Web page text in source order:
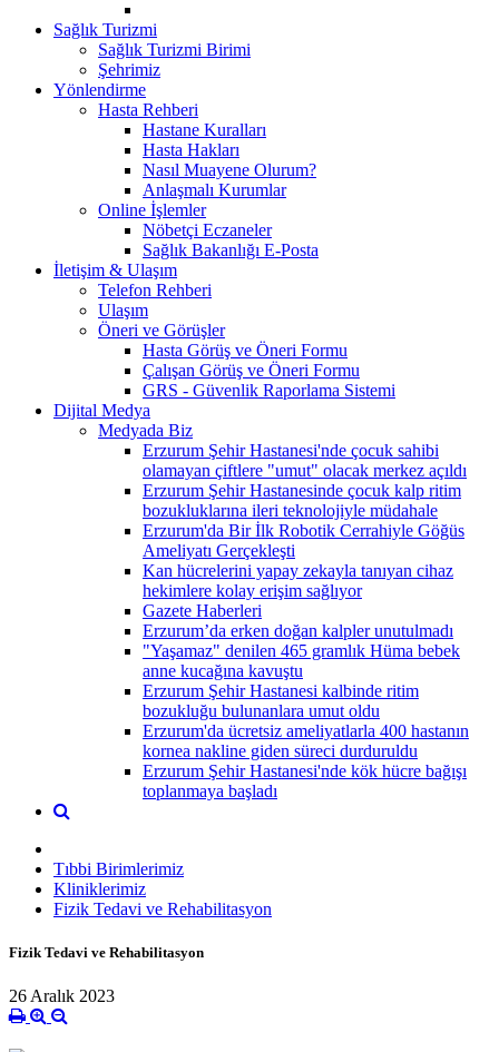
Sağlık Turizmi
Sağlık Turizmi Birimi
Şehrimiz
Yönlendirme
Hasta Rehberi
Hastane Kuralları
Hasta Hakları
Nasıl Muayene Olurum?
Anlaşmalı Kurumlar
Online İşlemler
Nöbetçi Eczaneler
Sağlık Bakanlığı E-Posta
İletişim & Ulaşım
Telefon Rehberi
Ulaşım
Öneri ve Görüşler
Hasta Görüş ve Öneri Formu
Çalışan Görüş ve Öneri Formu
GRS - Güvenlik Raporlama Sistemi
Dijital Medya
Medyada Biz
Erzurum Şehir Hastanesi'nde çocuk sahibi
olamayan çiftlere "umut" olacak merkez açıldı
Erzurum Şehir Hastanesinde çocuk kalp ritim
bozukluklarına ileri teknolojiyle müdahale
Erzurum'da Bir İlk Robotik Cerrahiyle Göğüs
Ameliyatı Gerçekleşti
Kan hücrelerini yapay zekayla tanıyan cihaz
hekimlere kolay erişim sağlıyor
Gazete Haberleri
Erzurum’da erken doğan kalpler unutulmadı
"Yaşamaz" denilen 465 gramlık Hüma bebek
anne kucağına kavuştu
Erzurum Şehir Hastanesi kalbinde ritim
bozukluğu bulunanlara umut oldu
Erzurum'da ücretsiz ameliyatlarla 400 hastanın
kornea nakline giden süreci durduruldu
Erzurum Şehir Hastanesi'nde kök hücre bağışı
toplanmaya başladı
Tıbbi Birimlerimiz
Kliniklerimiz
Fizik Tedavi ve Rehabilitasyon
Fizik Tedavi ve Rehabilitasyon
26 Aralık 2023